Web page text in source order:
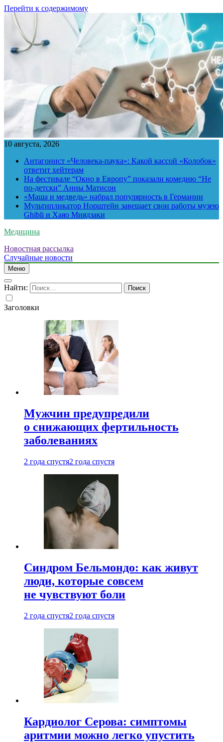
Перейти к содержимому
10 августа, 2026
Антагонист «Человека-паука»: Какой кассой «Колобок»
ответит хейтерам
На фестивале “Окно в Европу” показали комедию “Не
по-детски” Анны Матисон
«Маша и медведь» набрал популярность в Германии
Мультипликатор Норштейн завещает свои работы музею
Ghibli и Хаяо Миядзаки
Медицина
Новостная рассылка
Случайные новости
Меню
Найти:
Заголовки
Мужчин предупредили
о снижающих фертильность
заболеваниях
2 года спустя2 года спустя
Синдром Бельмондо: как живут
люди, которые совсем
не чувствуют боли
2 года спустя2 года спустя
Кардиолог Серова: симптомы
аритмии можно легко упустить